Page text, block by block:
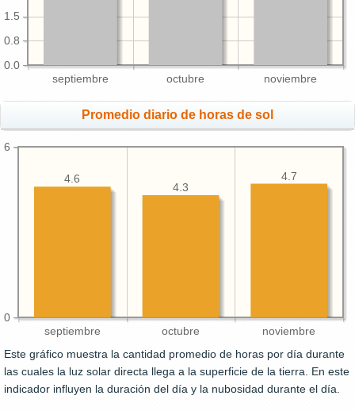
septiembre octubre noviembre
0.0
0.8
1.5
Promedio diario de horas de sol
septiembre octubre noviembre
0
6
4.7
4.3
4.6
Este gráfico muestra la cantidad promedio de horas por día durante
las cuales la luz solar directa llega a la superficie de la tierra. En este
indicador influyen la duración del día y la nubosidad durante el día.